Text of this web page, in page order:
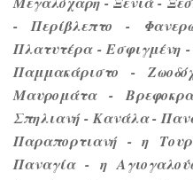
- Περίβλεπτο -
Πλατυτέρα - Εσφιγμένη
Παμμακάριστο -
Μαυρομάτα -
Σπηλιανή - Κανάλα -
Παραπορτιανή - η
Παναγία - η